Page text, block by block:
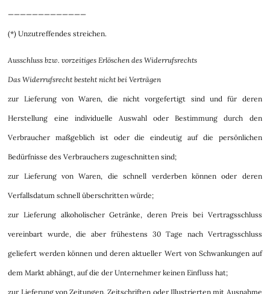
—————————————
(*) Unzutreffendes streichen.
Ausschluss bzw. vorzeitiges Erlöschen des Widerrufsrechts
Das Widerrufsrecht besteht nicht bei Verträgen
zur Lieferung von Waren, die nicht vorgefertigt sind und für deren
Herstellung eine individuelle Auswahl oder Bestimmung durch den
Verbraucher maßgeblich ist oder die eindeutig auf die persönlichen
Bedürfnisse des Verbrauchers zugeschnitten sind;
zur Lieferung von Waren, die schnell verderben können oder deren
Verfallsdatum schnell überschritten würde;
zur Lieferung alkoholischer Getränke, deren Preis bei Vertragsschluss
vereinbart wurde, die aber frühestens 30 Tage nach Vertragsschluss
geliefert werden können und deren aktueller Wert von Schwankungen auf
dem Markt abhängt, auf die der Unternehmer keinen Einfluss hat;
zur Lieferung von Zeitungen, Zeitschriften oder Illustrierten mit Ausnahme